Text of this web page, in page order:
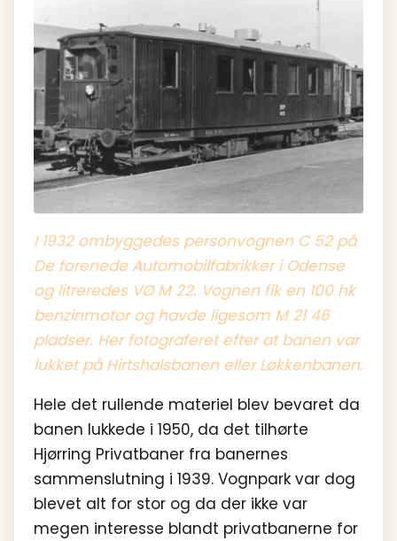
I 1932 ombyggedes personvognen C 52 på
De forenede Automobilfabrikker i Odense
og litreredes VØ M 22. Vognen fik en 100 hk
benzinmotor og havde ligesom M 21 46
pladser. Her fotograferet efter at banen var
lukket på Hirtshalsbanen eller Løkkenbanen.
Hele det rullende materiel blev bevaret da
banen lukkede i 1950, da det tilhørte
Hjørring Privatbaner fra banernes
sammenslutning i 1939. Vognpark var dog
blevet alt for stor og da der ikke var
megen interesse blandt privatbanerne for